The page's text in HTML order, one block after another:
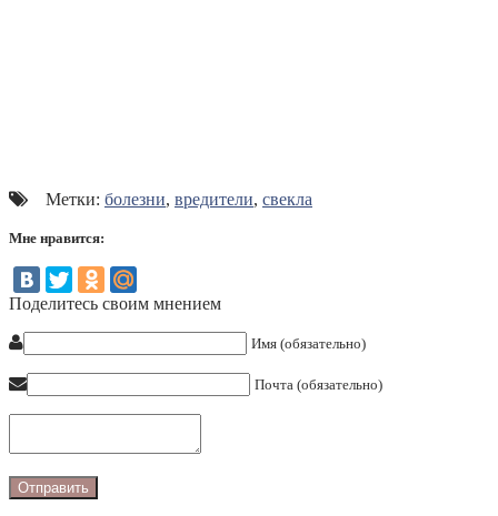
Метки: болезни, вредители, свекла
Мне нравится:
Поделитесь своим мнением
Имя (обязательно)
Почта (обязательно)